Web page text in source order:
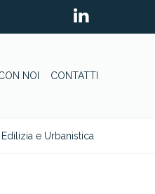
NOI CONTATTI
e Urbanistica